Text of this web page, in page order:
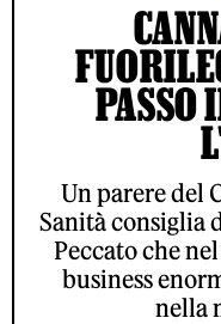
PASSO
Un parere del
Sanità consiglia
Peccato che
business
nella